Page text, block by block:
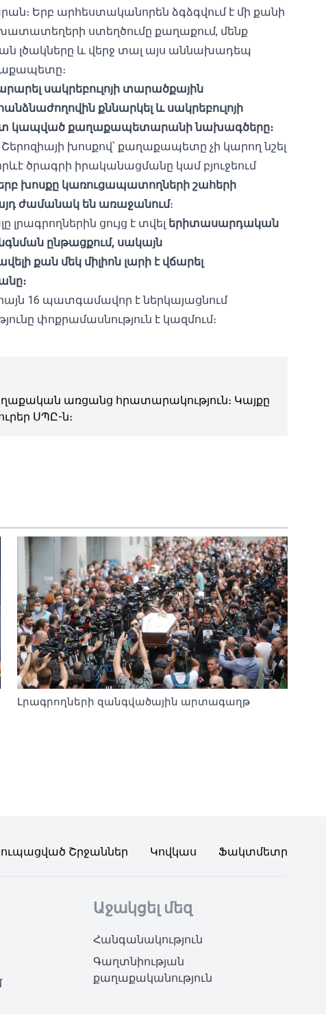
Երբ արհեստականորեն ձգձգվում է մի քանի
ստեղծումը քաղաքում, մենք
լծակները և վերջ տալ այս աննախադեպ
սակրեբուլոյի տարածքային
քննարկել և սակրեբուլոյի
կապված քաղաքապետարանի նախագծերը։
խոսքով՝ քաղաքապետը չի կարող նշել
ծրագրի իրականացմանը կամ բյուջեում
խոսքը կառուցապատողների շահերի
ժամանակ են առաջանում։
ցույց է տվել երիտասարդական
ընթացքում, սակայն
քան մեկ միլիոն լարի է վճարել
16 պատգամավոր է ներկայացնում
փոքրամասնություն է կազմում։
առցանց հրատարակություն։ Կայքը
ՍՊԸ-ն։
Լրագրողների զանգվածային արտագաղթ
Շրջաններ Կովկաս Ֆակտմետր
Աջակցել մեզ
Հանգանակություն
Գաղտնիության
քաղաքականություն